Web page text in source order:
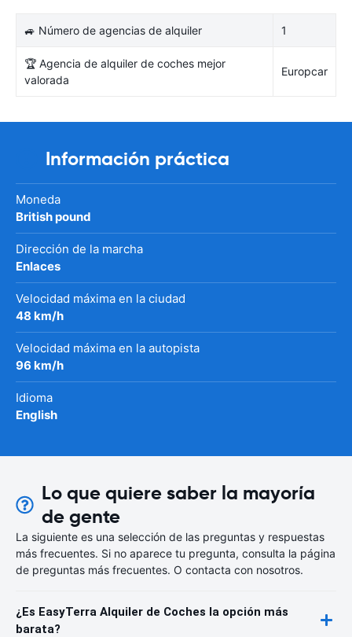
🚙 Número de agencias de alquiler 1
🏆 Agencia de alquiler de coches mejor
valorada
Europcar
Información práctica
Moneda
British pound
Dirección de la marcha
Enlaces
Velocidad máxima en la ciudad
48 km/h
Velocidad máxima en la autopista
96 km/h
Idioma
English
Lo que quiere saber la mayoría
de gente
La siguiente es una selección de las preguntas y respuestas
más frecuentes. Si no aparece tu pregunta, consulta la página
de preguntas más frecuentes. O contacta con nosotros.
¿Es EasyTerra Alquiler de Coches la opción más
barata?